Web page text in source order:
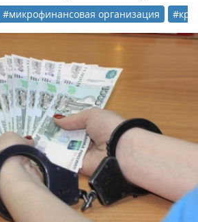
#микрофинансовая организация